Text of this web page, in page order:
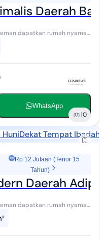
Daerah
dapatkan rumah nyaman
Perumahan Bale Endah
WhatsApp
10
HuniDekat Tempat Ibadah
Rp 12 Jutaan (Tenor 15
Tahun)
Daerah
dapatkan rumah nyaman
Adipati Ukur Nomor 16 RT